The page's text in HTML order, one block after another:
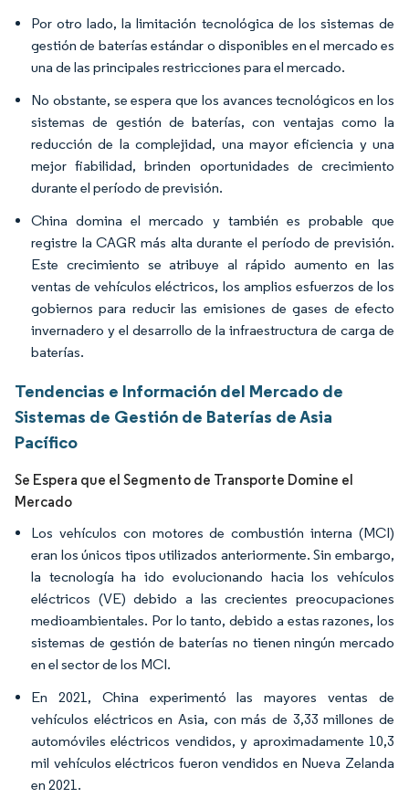
Por otro lado, la limitación tecnológica de los sistemas de
gestión de baterías estándar o disponibles en el mercado es
una de las principales restricciones para el mercado.
No obstante, se espera que los avances tecnológicos en los
sistemas de gestión de baterías, con ventajas como la
reducción de la complejidad, una mayor eficiencia y una
mejor fiabilidad, brinden oportunidades de crecimiento
durante el período de previsión.
China domina el mercado y también es probable que
registre la CAGR más alta durante el período de previsión.
Este crecimiento se atribuye al rápido aumento en las
ventas de vehículos eléctricos, los amplios esfuerzos de los
gobiernos para reducir las emisiones de gases de efecto
invernadero y el desarrollo de la infraestructura de carga de
baterías.
Tendencias e Información del Mercado de
Sistemas de Gestión de Baterías de Asia
Pacífico
Se Espera que el Segmento de Transporte Domine el
Mercado
Los vehículos con motores de combustión interna (MCI)
eran los únicos tipos utilizados anteriormente. Sin embargo,
la tecnología ha ido evolucionando hacia los vehículos
eléctricos (VE) debido a las crecientes preocupaciones
medioambientales. Por lo tanto, debido a estas razones, los
sistemas de gestión de baterías no tienen ningún mercado
en el sector de los MCI.
En 2021, China experimentó las mayores ventas de
vehículos eléctricos en Asia, con más de 3,33 millones de
automóviles eléctricos vendidos, y aproximadamente 10,3
mil vehículos eléctricos fueron vendidos en Nueva Zelanda
en 2021.